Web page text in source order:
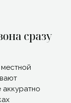
сразу